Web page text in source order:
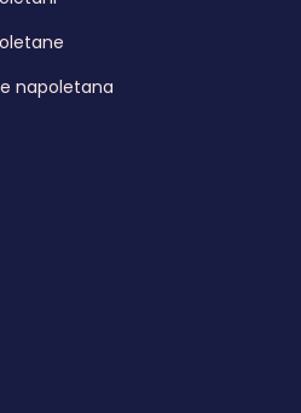
napoletana